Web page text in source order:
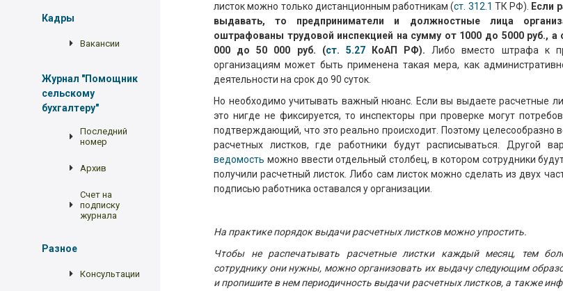
Кадры
Вакансии
Журнал "Помощник
сельскому
бухгалтеру"
Последний
номер
Архив
Счет на
подписку
журнала
Разное
Консультации
листок можно только дистанционным работникам (ст. 312.1 ТК РФ).
Если
выдавать, то предприниматели и должностные лица
оштрафованы трудовой инспекцией на сумму от 1000 до 5000 руб., а
000 до 50 000 руб. (ст. 5.27КоАП РФ). Либо вместо штрафа к
организациям может быть применена такая мера, как
деятельности на срок до 90 суток.
Но необходимо учитывать важный нюанс. Если вы выдаете расчетные
это нигде не фиксируется, то инспекторы при проверке могут
подтверждающий, что это реально происходит. Поэтому целесообразно
расчетных листков, где работники будут расписываться. Другой
ведомость можно ввести отдельный столбец, в котором сотрудники
получили расчетный листок. Либо сам листок можно сделать из двух
подписью работника оставался у организации.
На практике порядок выдачи расчетных листков можно упростить.
Чтобы не распечатывать расчетные листки каждый месяц, тем
сотруднику они нужны, можно организовать их выдачу следующим
и пропишите в нем периодичность выдачи расчетных листков, а также